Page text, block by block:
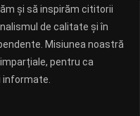
și să inspirăm cititorii
de calitate și în
Misiunea noastră
pentru ca